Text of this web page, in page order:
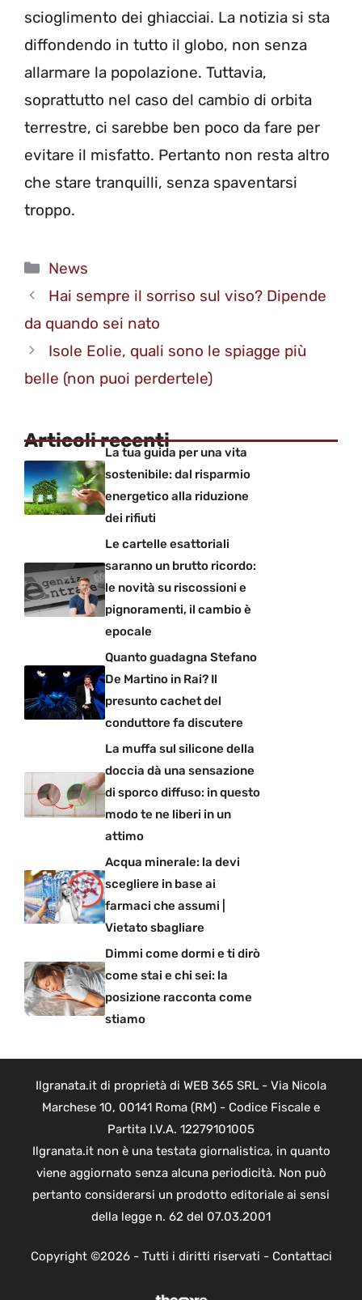
scioglimento dei ghiacciai. La notizia si sta
diffondendo in tutto il globo, non senza
allarmare la popolazione. Tuttavia,
soprattutto nel caso del cambio di orbita
terrestre, ci sarebbe ben poco da fare per
evitare il misfatto. Pertanto non resta altro
che stare tranquilli, senza spaventarsi
troppo.
Categorie
News
Hai sempre il sorriso sul viso? Dipende
da quando sei nato
Isole Eolie, quali sono le spiagge più
belle (non puoi perdertele)
Articoli recenti
La tua guida per una vita
sostenibile: dal risparmio
energetico alla riduzione
dei rifiuti
Le cartelle esattoriali
saranno un brutto ricordo:
le novità su riscossioni e
pignoramenti, il cambio è
epocale
Quanto guadagna Stefano
De Martino in Rai? Il
presunto cachet del
conduttore fa discutere
La muffa sul silicone della
doccia dà una sensazione
di sporco diffuso: in questo
modo te ne liberi in un
attimo
Acqua minerale: la devi
scegliere in base ai
farmaci che assumi |
Vietato sbagliare
Dimmi come dormi e ti dirò
come stai e chi sei: la
posizione racconta come
stiamo
Ilgranata.it di proprietà di WEB 365 SRL - Via Nicola
Marchese 10, 00141 Roma (RM) - Codice Fiscale e
Partita I.V.A. 12279101005
Ilgranata.it non è una testata giornalistica, in quanto
viene aggiornato senza alcuna periodicità. Non può
pertanto considerarsi un prodotto editoriale ai sensi
della legge n. 62 del 07.03.2001
Copyright ©2026 - Tutti i diritti riservati - Contattaci